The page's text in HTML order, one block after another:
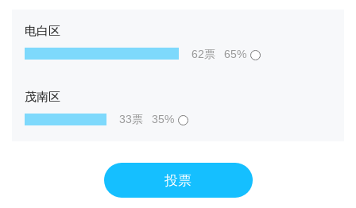
电白区
62票 65%
茂南区
33票 35%
投票